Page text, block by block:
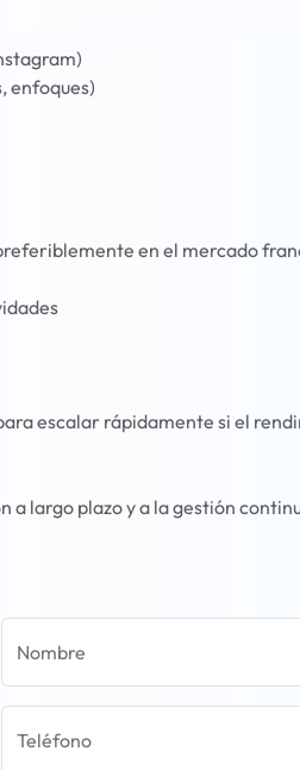
enfoques)
en el mercado
escalar rápidamente si el
a largo plazo y a la gestión
Nombre
Teléfono